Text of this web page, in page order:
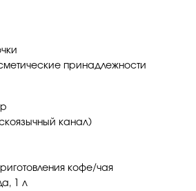
принадлежности
канал)
кофе/чая
1 л